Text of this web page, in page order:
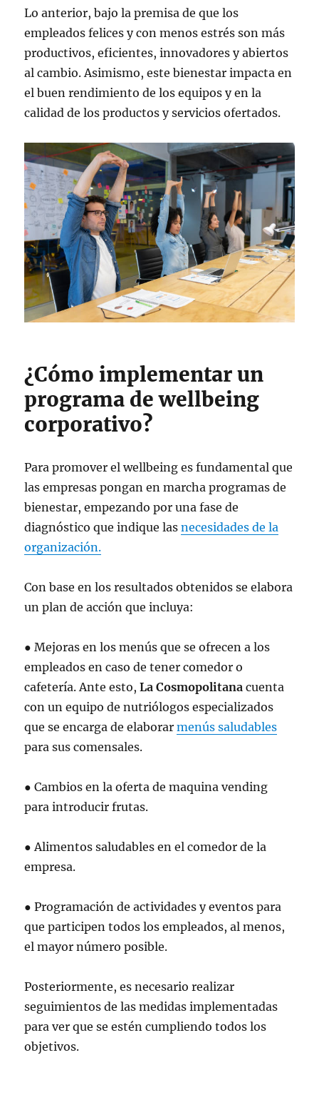
Lo anterior, bajo la premisa de que los
empleados felices y con menos estrés son más
productivos, eficientes, innovadores y abiertos
al cambio. Asimismo, este bienestar impacta en
el buen rendimiento de los equipos y en la
calidad de los productos y servicios ofertados.
¿Cómo implementar un
programa de wellbeing
corporativo?
Para promover el wellbeing es fundamental que
las empresas pongan en marcha programas de
bienestar, empezando por una fase de
diagnóstico que indique lasnecesidades de la
organización.
Con base en los resultados obtenidos se elabora
un plan de acción que incluya:
● Mejoras en los menús que se ofrecen a los
empleados en caso de tener comedor o
cafetería. Ante esto,La Cosmopolitana cuenta
con un equipo de nutriólogos especializados
que se encarga de elaborarmenús saludables
para sus comensales.
● Cambios en la oferta de maquina vending
para introducir frutas.
● Alimentos saludables en el comedor de la
empresa.
● Programación de actividades y eventos para
que participen todos los empleados, al menos,
el mayor número posible.
Posteriormente, es necesario realizar
seguimientos de las medidas implementadas
para ver que se estén cumpliendo todos los
objetivos.